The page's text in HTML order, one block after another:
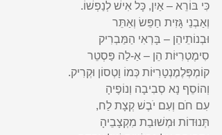
כִּי בּוֹרֵא – אַיִן, כָּל אִישׁ לְנַפְשׁוֹ.
וְאַבְנֵי גָּזִית חַפֵּשׂ וְאַתֵּר
וּבְנוֹתֵיהֵן – בָּרְאִי הַמַּבְרִיק
סִימֶטְרִיּוֹת הֵן – אַ-לַה פַּסְטֵר
קוֹמְפְּלֶמֶנְטָרִיּוֹת כְּמוֹ וָטְסוֹן וּקְרִיק.
וְהוֹסֵף נָא סְבִיבָה וְנוֹפֶיהָ
עִם חֺם וְעִם יֺבֶשׁ קְצָת לַח,
תְּנוּדוֹת וּמְשׁוּבַת מִקְצָבֵיהָ